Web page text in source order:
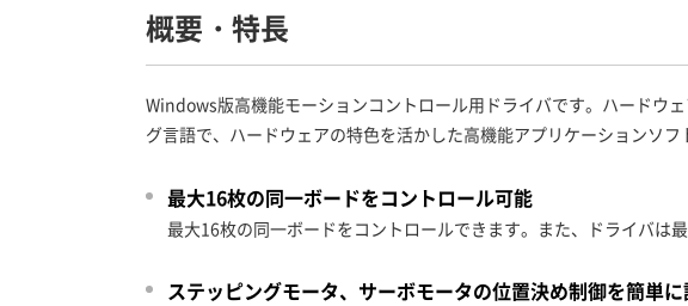
概要・特長
Windows版高機能モーションコントロール用ドライバです。ハードウ
グ言語で、ハードウェアの特色を活かした高機能アプリケーションソフ
最大16枚の同一ボードをコントロール可能
最大16枚の同一ボードをコントロールできます。また、ドライバは
ステッピングモータ、サーボモータの位置決め制御を簡単